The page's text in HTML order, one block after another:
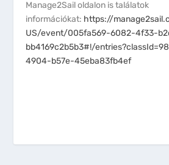
Manage2Sail oldalon is találatok
információkat: https://
US/event/005fa569-6082-4f33-
bb4169c2b5b3#!/
4904-b57e-45eba83fb4ef